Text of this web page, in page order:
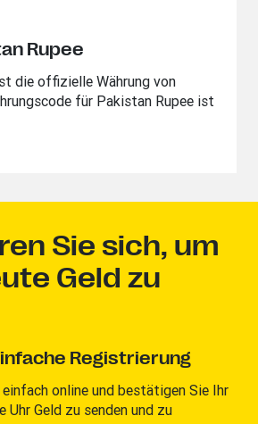
Rupee
die offizielle Währung von
für Pakistan Rupee ist
Sie sich, um
Geld zu
Registrierung
online und bestätigen Sie Ihr
Uhr Geld zu senden und zu